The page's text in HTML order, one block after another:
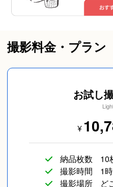
撮影料金・プラン
お試し
¥
納品枚数
10
撮影時間
1
撮影場所
ど